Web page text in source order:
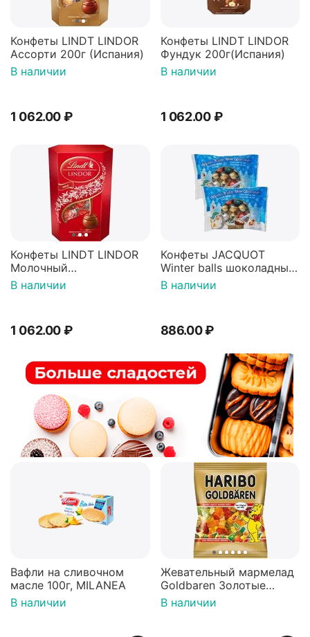
Конфеты LINDT LINDOR
Ассорти 200г (Испания)
В наличии
1 062.00₽
Конфеты LINDT LINDOR
Фундук 200г(Испания)
В наличии
1 062.00 ₽
Конфеты LINDT LINDOR
Молочный
200г(Испания)
В наличии
1 062.00₽
Конфеты JACQUOT
Winter balls шоколадные
шарики с молочной
начинкой 100г*2шт
В наличии
886.00₽
Вафли на сливочном
масле 100г, MILANEA
В наличии
Жевательный мармелад
Goldbaren Золотые
мишки 100г, Германия
В наличии